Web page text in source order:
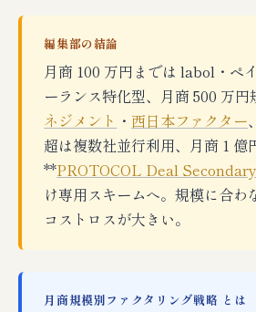
編集部の結論
月商 100 万円までは labol・ペ
ーランス特化型、月商 500 万円
ネジメント ・ 西日本ファクター
超は複数社並行利用、月商 1 億
**PROTOCOL Deal
け専用スキームへ。規模に合わ
コストロスが大きい。
月商規模別ファクタリング戦略 とは